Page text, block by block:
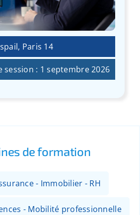
Paris 14
session : 1 septembre 2026
de formation
- Immobilier - RH
- Mobilité professionnelle